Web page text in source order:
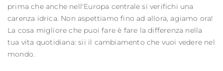
prima che anche nell'Europa centrale si verifichi una
carenza idrica. Non aspettiamo fino ad allora, agiamo ora!
La cosa migliore che puoi fare è fare la differenza nella
tua vita quotidiana: sii il cambiamento che vuoi vedere nel
mondo.